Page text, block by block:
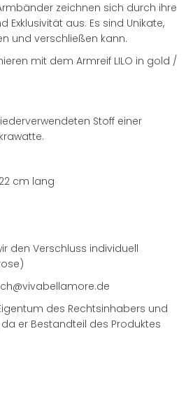
zeichnen sich durch ihre
Exklusivität aus. Es sind Unikate,
und verschließen kann.
mit dem Armreif LILO in gold /
Stoff einer
cm lang
den Verschluss individuell
des Rechtsinhabers und
er Bestandteil des Produktes